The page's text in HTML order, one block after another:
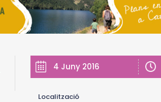
4 Juny 2016
Localització